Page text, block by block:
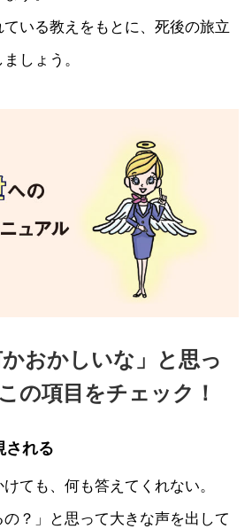
いる教えをもとに、死後の旅立
しょう。
おかしいな」と思っ
の項目をチェック！
される
ても、何も答えてくれない。
の？」と思って大きな声を出して